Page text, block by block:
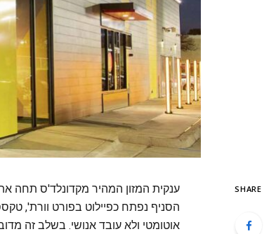
SHARE
ענקית המזון המהיר מקדונלד'ס תחה
הסניף נפתח כפיילוט בפורט וורת',
אוטומטי ולא עובד אנושי. בשלב זה